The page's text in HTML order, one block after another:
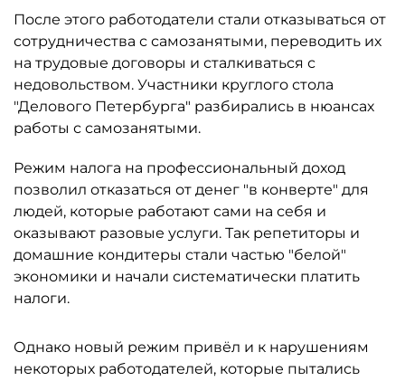
После этого работодатели стали отказываться от
сотрудничества с самозанятыми, переводить их
на трудовые договоры и сталкиваться с
недовольством. Участники круглого стола
"Делового Петербурга" разбирались в нюансах
работы с самозанятыми.
Режим налога на профессиональный доход
позволил отказаться от денег "в конверте" для
людей, которые работают сами на себя и
оказывают разовые услуги. Так репетиторы и
домашние кондитеры стали частью "белой"
экономики и начали систематически платить
налоги.
Однако новый режим привёл и к нарушениям
некоторых работодателей, которые пытались